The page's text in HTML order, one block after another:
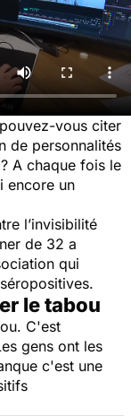
vous citer
de personnalités
A chaque fois le
encore un
l’invisibilité
de 32 a
qui
le tabou
C'est
gens ont les
c'est une